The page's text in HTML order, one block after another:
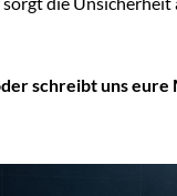
schreibt uns eure